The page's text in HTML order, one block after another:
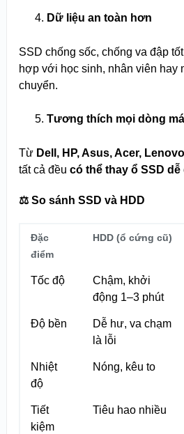
Dữ liệu an toàn hơn
SSD chống sốc, chống va đập
hợp với học sinh, nhân viên hay
chuyển.
Tương thích mọi dòng
Từ Dell, HP, Asus, Acer,
tất cả đều có thể thay ổ SSD dễ
⚖️So sánh SSD và HDD
Đặc
điểm
HDD (ổ cứng cũ)
Tốc độ
Chậm, khởi
động 1–3 phút
Độ bền
Dễ hư, va chạm
là lỗi
Nhiệt
độ
Nóng, kêu to
Tiết
kiệm
Tiêu hao nhiều